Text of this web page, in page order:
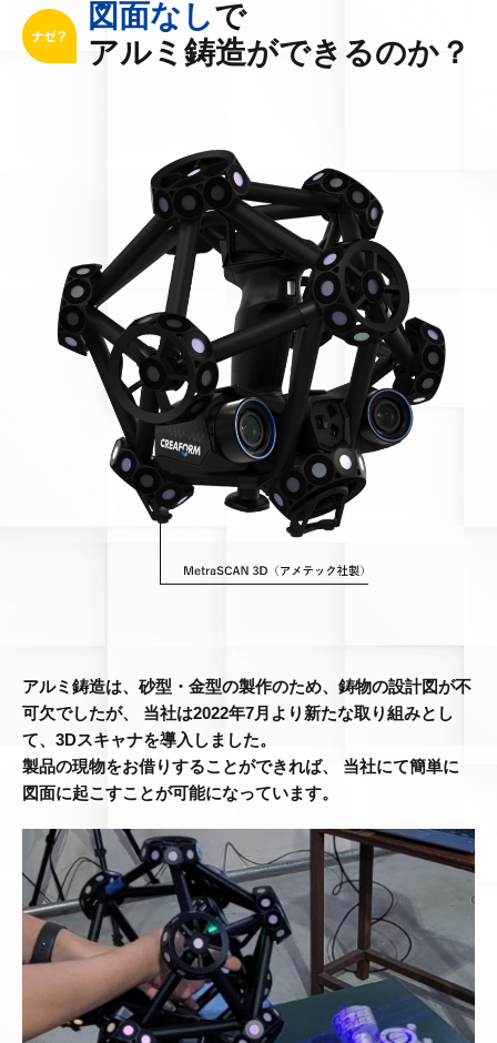
図面なしで
アルミ鋳造ができるのか？
アルミ鋳造は、砂型・金型の製作のため、鋳物の設計図が不
可欠でしたが、
当社は2022年7月より新たな取り組みとし
て、3Dスキャナを導入しました。
製品の現物をお借りすることができれば、
当社にて簡単に
図面に起こすことが可能になっています。